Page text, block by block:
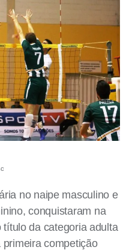
no naipe masculino e
conquistaram na
da categoria adulta
competição